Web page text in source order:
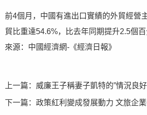
前4個月，中國有進出口實績的外貿經營
貿比重達54.6%，比去年同期提升2.5個百
來源：中國經濟網-《經濟日報》
上一篇： 威廉王子稱妻子凱特的”情況良好
下一篇： 政策紅利變成發展動力 文旅企